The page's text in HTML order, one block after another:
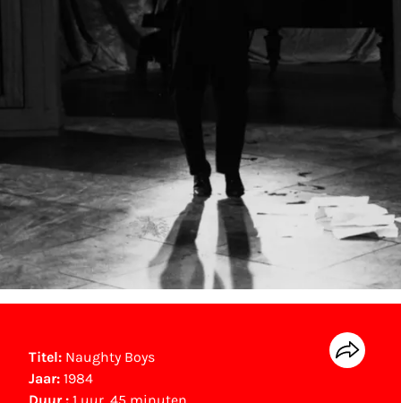
Titel: Naughty Boys
Jaar: 1984